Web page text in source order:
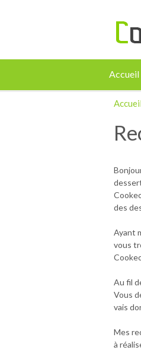
Accueil
Accueil
des
Ayant
vous
Au fil
Vous
vais
Mes
à